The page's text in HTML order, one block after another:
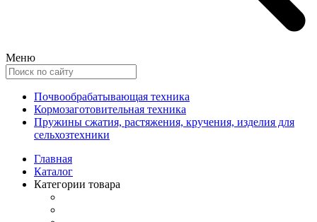
Меню
Почвообрабатывающая техника
Кормозаготовительная техника
Пружины сжатия, растяжения, кручения, изделия для
сельхозтехники
Главная
Каталог
Категории товара